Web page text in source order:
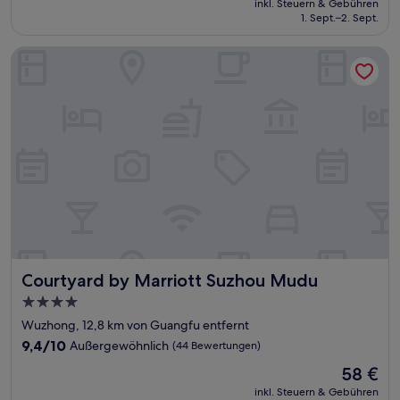
beträgt
inkl. Steuern & Gebühren
1. Sept.–2. Sept.
Courtyard by Marriott Suzhou Mudu
Courtyard by Marriott Suzhou Mudu
4.0-
Sterne-
Unterkunft
Wuzhong, 12,8 km von Guangfu entfernt
9.4
9,4/10 Außergewöhnlich (44 Bewertungen)
Der
Preis
58 €
inkl. Steuern & Gebühren
Courtyard by Marriott Suzhou Mudu